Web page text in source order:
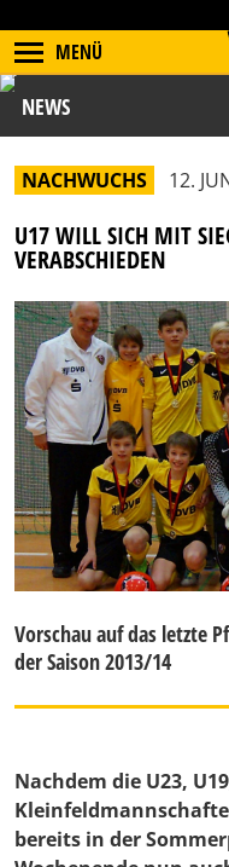
MENÜ
NEWS
NACHWUCHS 12.
U17 WILL SICH MIT
VERABSCHIEDEN
Vorschau auf das letzte
der Saison 2013/14
Nachdem die U23,
bereits in der